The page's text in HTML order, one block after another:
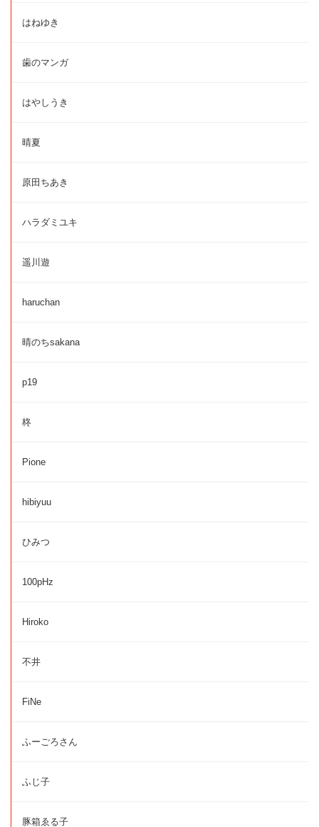
はねゆき
歯のマンガ
はやしうき
晴夏
原田ちあき
ハラダミユキ
遥川遊
haruchan
晴のちsakana
p19
柊
Pione
hibiyuu
ひみつ
100pHz
Hiroko
不井
FiNe
ふーごろさん
ふじ子
豚箱ゑる子